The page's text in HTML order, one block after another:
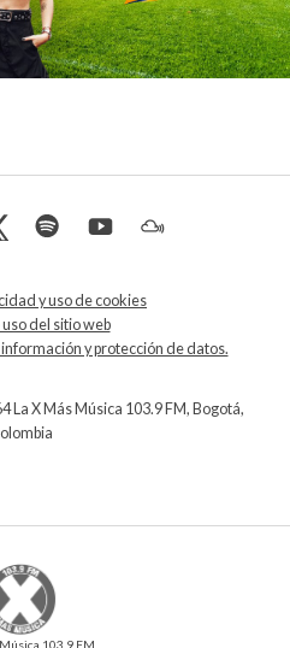
y uso de cookies
del sitio web
y protección de datos.
La X Más Música 103.9 FM, Bogotá,
103.9 FM